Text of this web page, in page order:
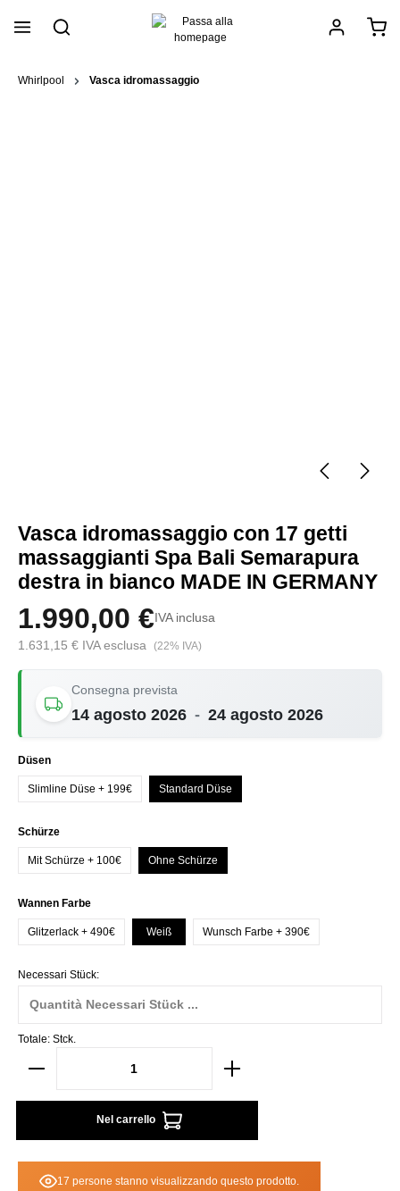
principale
Whirlpool Vasca idromassaggio
Vasca idromassaggio con 17 getti
massaggianti Spa Bali Semarapura
destra in bianco MADE IN GERMANY
1.990,00 € IVA inclusa
1.631,15 € IVA esclusa (22% IVA)
Consegna prevista
14 agosto 2026 - 24 agosto 2026
Seleziona
Düsen
Slimline Düse + 199€ Standard Düse
Seleziona
Schürze
Mit Schürze + 100€ Ohne Schürze
Seleziona
Wannen Farbe
Glitzerlack + 490€ Weiß Wunsch Farbe + 390€
Necessari Stück:
Totale: Stck.
Nel carrello
17 persone stanno visualizzando questo prodotto.